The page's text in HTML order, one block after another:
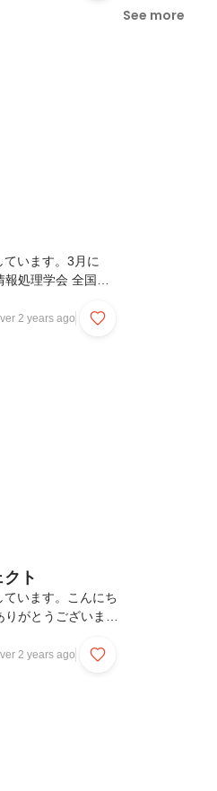
も楽しんでいる
います。3月に
処理学会 全国大
大きなイベントで
い分野一覧-情報
2 years ago
ト
います。こんにち
がとうございま
についてお届けい
なんと経営層のお
2 years ago
See more